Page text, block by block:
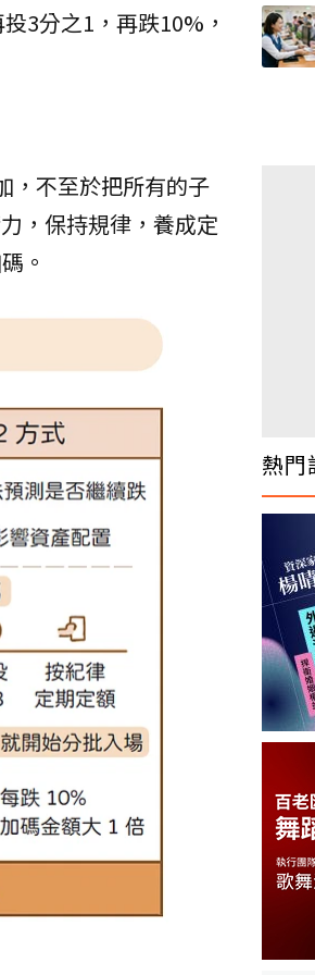
3分之1，再跌10%，
，不至於把所有的子
，保持規律，養成定
。
熱門